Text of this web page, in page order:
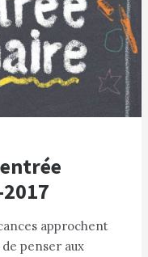
approchent
penser aux